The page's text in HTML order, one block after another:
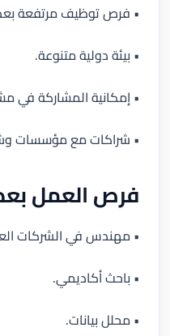
• فرص توظيف مرتفعة بعد
• بيئة دولية متنوعة.
• إمكانية المشاركة في
• شراكات مع مؤسسات
فرص العمل
• مهندس في الشركات
• باحث أكاديمي.
• محلل بيانات.